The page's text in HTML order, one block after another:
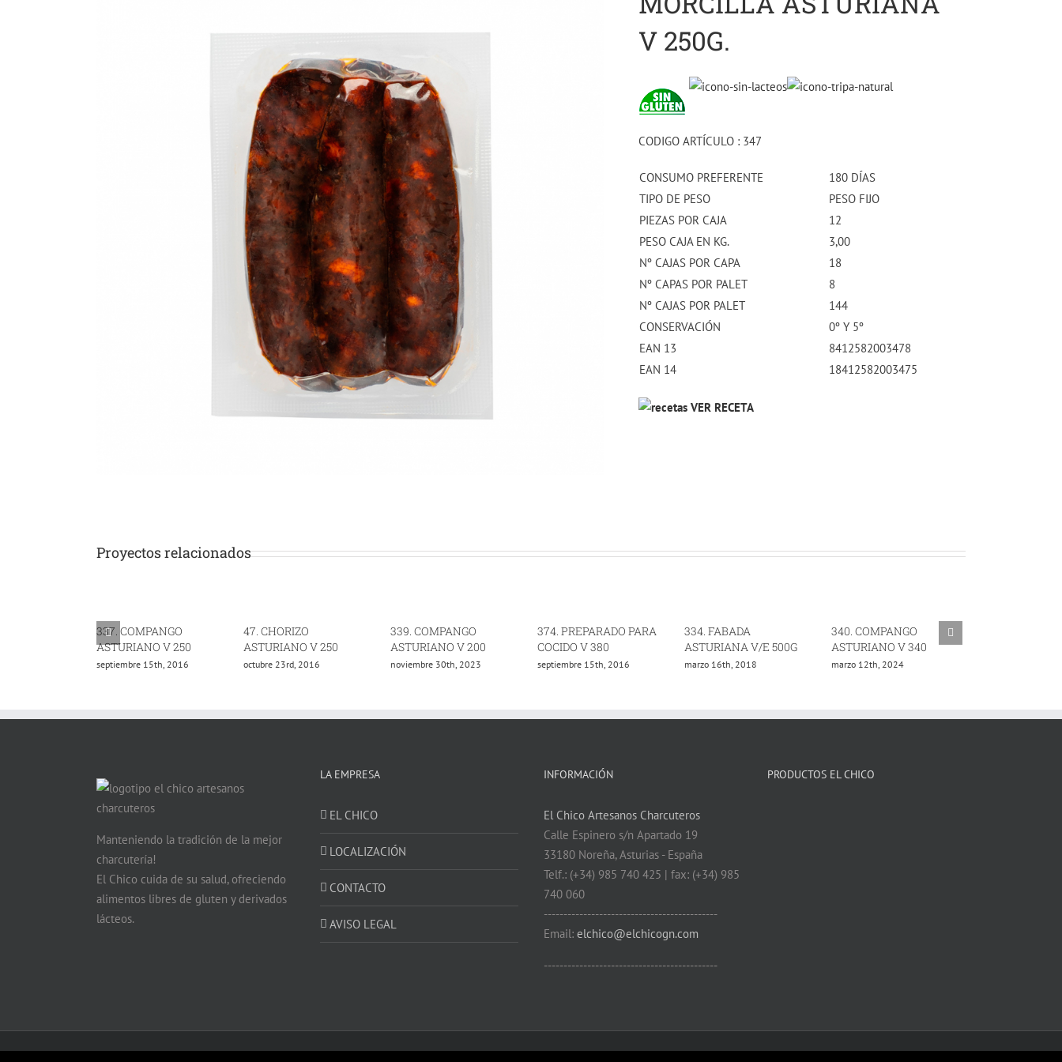
V 250G.
CODIGO ARTÍCULO : 347
CONSUMO PREFERENTE
180 DÍAS
TIPO DE PESO
PESO FIJO
PIEZAS POR CAJA
12
PESO CAJA EN KG.
3,00
Nº CAJAS POR CAPA
18
Nº CAPAS POR PALET
8
Nº CAJAS POR PALET
144
CONSERVACIÓN
0º Y 5º
EAN 13
8412582003478
EAN 14
18412582003475
VER RECETA
Proyectos relacionados
337. COMPANGO
ASTURIANO V 250
septiembre 15th, 2016
47. CHORIZO
ASTURIANO V 250
octubre 23rd, 2016
339. COMPANGO
ASTURIANO V 200
noviembre 30th, 2023
374. PREPARADO PARA
COCIDO V 380
septiembre 15th, 2016
334. FABADA
ASTURIANA V/E 500G
marzo 16th, 2018
340. COMPANGO
ASTURIANO V 340
marzo 12th, 2024
LACON V 400
Manteniendo la tradición de la mejor
charcutería!
El Chico cuida de su salud, ofreciendo
alimentos libres de gluten y derivados
lácteos.
LA EMPRESA
EL CHICO
LOCALIZACIÓN
CONTACTO
AVISO LEGAL
INFORMACIÓN
El Chico Artesanos Charcuteros
Calle Espinero s/n Apartado 19
33180 Noreña, Asturias - España
Telf.: (+34) 985 740 425 | fax: (+34) 985
740 060
--------------------------------------------
Email: elchico@elchicogn.com
--------------------------------------------
PRODUCTOS EL CHICO